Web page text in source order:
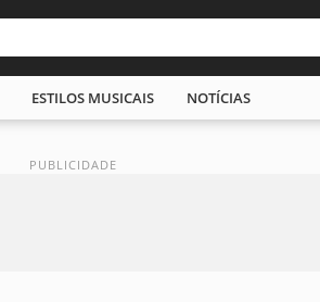
ESTILOS MUSICAIS NOTÍCIAS